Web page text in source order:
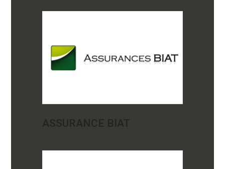
ASSURANCE BIAT